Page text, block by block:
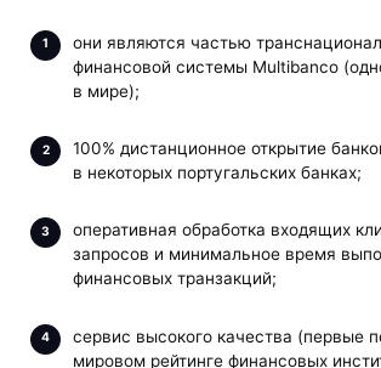
они являются частью
финансовой системы Multibanco
в мире);
100% дистанционное открытие
в некоторых португальских банках;
оперативная обработка входящих
запросов и минимальное время
финансовых транзакций;
сервис высокого качества (первые
мировом рейтинге финансовых